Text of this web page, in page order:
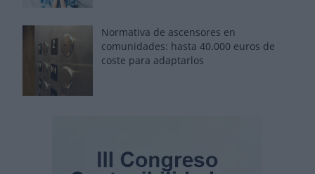
Normativa de ascensores en
comunidades: hasta 40.000 euros de
coste para adaptarlos